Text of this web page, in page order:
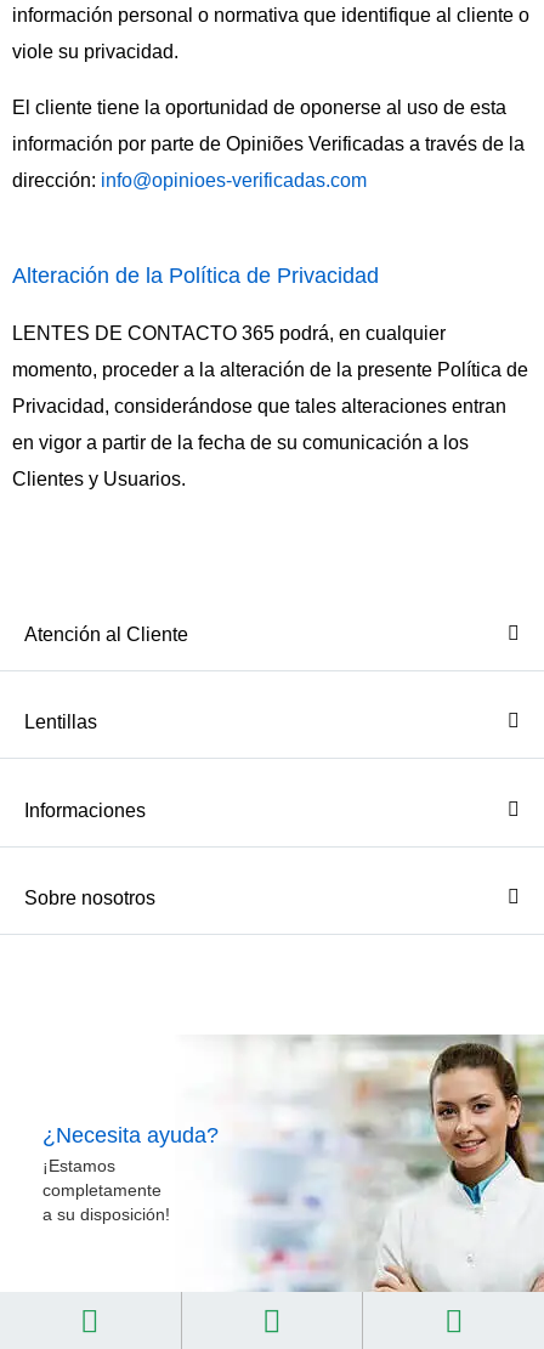
información personal o normativa que identifique al cliente o
viole su privacidad.
El cliente tiene la oportunidad de oponerse al uso de esta
información por parte de Opiniões Verificadas a través de la
dirección: info@opinioes-verificadas.com
Alteración de la Política de Privacidad
LENTES DE CONTACTO 365 podrá, en cualquier
momento, proceder a la alteración de la presente Política de
Privacidad, considerándose que tales alteraciones entran
en vigor a partir de la fecha de su comunicación a los
Clientes y Usuarios.
Atención al Cliente
Lentillas
Informaciones
Sobre nosotros
¿Necesita ayuda?
¡Estamos
completamente
a su disposición!